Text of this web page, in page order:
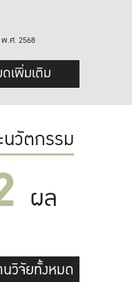
.ศ. 2568
ดเพิ่มเติม
นวัตกรรม
ผล
นวิจัยทั้งหมด